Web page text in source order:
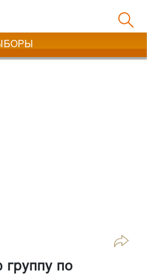
группу по